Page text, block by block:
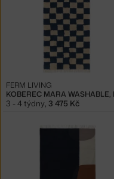
FERM LIVING
3 - 4 týdny, 3 475 Kč